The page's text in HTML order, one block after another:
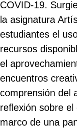
COVID-19.
la asignatura
estudiantes el
recursos
el
encuentros
comprensión del
reflexión sobre
marco de una